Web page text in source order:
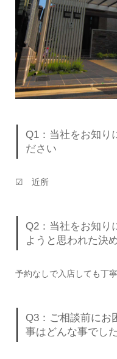
Q1：当社をお知り
ださい
☑ 近所
Q2：当社をお知り
ようと思われた決
予約なしで入店しても丁
Q3：ご相談前にお
事はどんな事でし